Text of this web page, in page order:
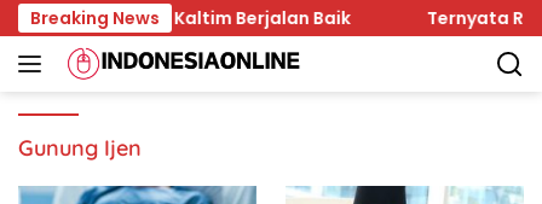
Skip
to
content
Breaking News
Hukum di Kaltim Berjalan Baik Ternyata RSCM
Gunung Ijen